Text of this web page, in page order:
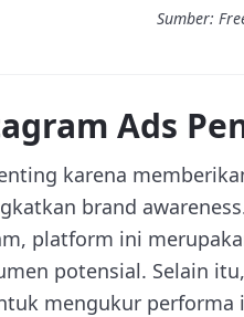
Sumber:
Ads
karena
brand
platform ini
potensial. Selain
mengukur